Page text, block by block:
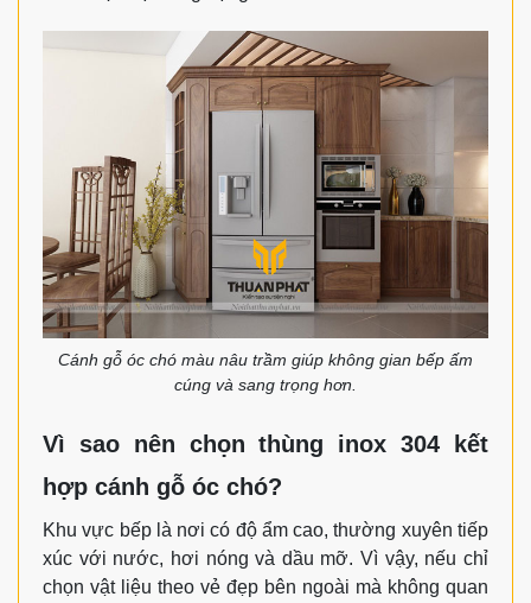
Cánh gỗ óc chó màu nâu trầm giúp không gian bếp ấm
cúng và sang trọng hơn.
Vì sao nên chọn thùng inox 304 kết
hợp cánh gỗ óc chó?
Khu vực bếp là nơi có độ ẩm cao, thường xuyên tiếp
xúc với nước, hơi nóng và dầu mỡ. Vì vậy, nếu chỉ
chọn vật liệu theo vẻ đẹp bên ngoài mà không quan